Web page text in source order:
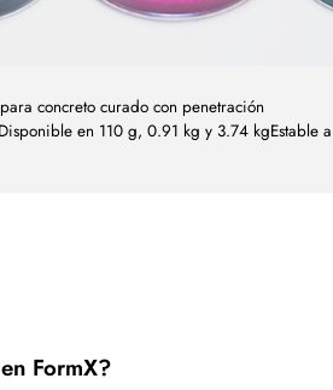
concreto curado con penetración
en 110 g, 0.91 kg y 3.74 kgEstable a
FormX?